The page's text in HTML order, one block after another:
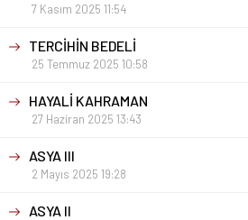
7 Kasım 2025 11:54
TERCİHİN BEDELİ
25 Temmuz 2025 10:58
HAYALİ KAHRAMAN
27 Haziran 2025 13:43
ASYA III
2 Mayıs 2025 19:28
ASYA II